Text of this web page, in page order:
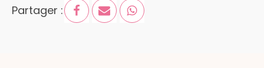
Partager :